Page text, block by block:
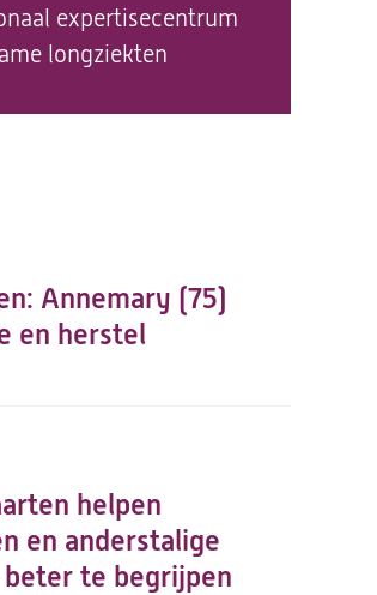
expertisecentrum
longziekten
Annemary (75)
en herstel
helpen
en anderstalige
te begrijpen